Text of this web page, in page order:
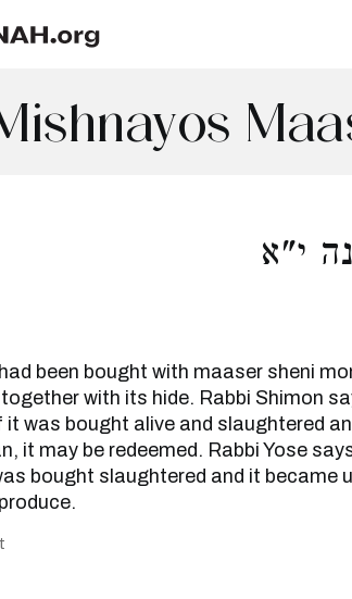
י"א
been bought with maaser sheni
with its hide. Rabbi Shimon
it was bought alive and slaughtered
it may be redeemed. Rabbi Yose
bought slaughtered and it became